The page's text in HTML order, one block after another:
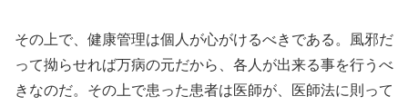
その上で、健康管理は個人が心がけるべきである。風邪だ
って拗らせれば万病の元だから、各人が出来る事を行うべ
きなのだ。その上で患った患者は医師が、医師法に則って